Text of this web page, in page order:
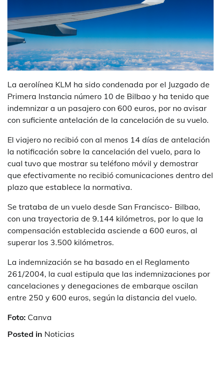
La aerolínea KLM ha sido condenada por el Juzgado de
Primera Instancia número 10 de Bilbao y ha tenido que
indemnizar a un pasajero con 600 euros, por no avisar
con suficiente antelación de la cancelación de su vuelo.
El viajero no recibió con al menos 14 días de antelación
la notificación sobre la cancelación del vuelo, para lo
cual tuvo que mostrar su teléfono móvil y demostrar
que efectivamente no recibió comunicaciones dentro del
plazo que establece la normativa.
Se trataba de un vuelo desde San Francisco- Bilbao,
con una trayectoria de 9.144 kilómetros, por lo que la
compensación establecida asciende a 600 euros, al
superar los 3.500 kilómetros.
La indemnización se ha basado en el Reglamento
261/2004, la cual estipula que las indemnizaciones por
cancelaciones y denegaciones de embarque oscilan
entre 250 y 600 euros, según la distancia del vuelo.
Foto: Canva
Posted in Noticias